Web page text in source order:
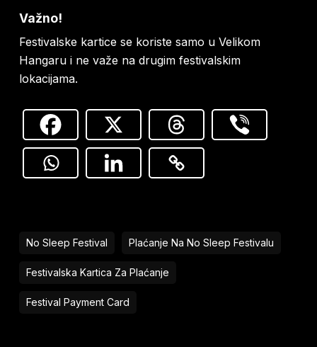
Važno!
Festivalske kartice se koriste samo u Velikom
Hangaru i ne važe na drugim festivalskim
lokacijama.
No Sleep Festival Plaćanje Na No Sleep Festivalu
Festivalska Kartica Za Plaćanje
Festival Payment Card